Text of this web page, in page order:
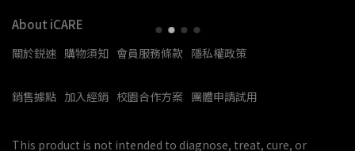
About iCARE
關於鋭速 購物須知 會員服務條款 隱私權政策
銷售據點 加入經銷 校園合作方案 團體申請試用
This product is not intended to diagnose, treat, cure, or